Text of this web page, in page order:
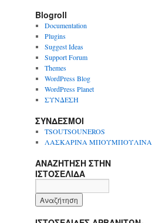
Blogroll
Documentation
Plugins
Suggest Ideas
Support Forum
Themes
WordPress Blog
WordPress Planet
ΣΥΝΔΕΣΗ
ΣΥΝΔΕΣΜΟΙ
TSOUTSOUNEROS
ΛΑΣΚΑΡΙΝΑ ΜΠΟΥΜΠΟΥΛΙΝΑ
ΑΝΑΖΗΤΗΣΗ ΣΤΗΝ
ΙΣΤΟΣΕΛΙΔΑ